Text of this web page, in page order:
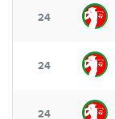
24
24
24